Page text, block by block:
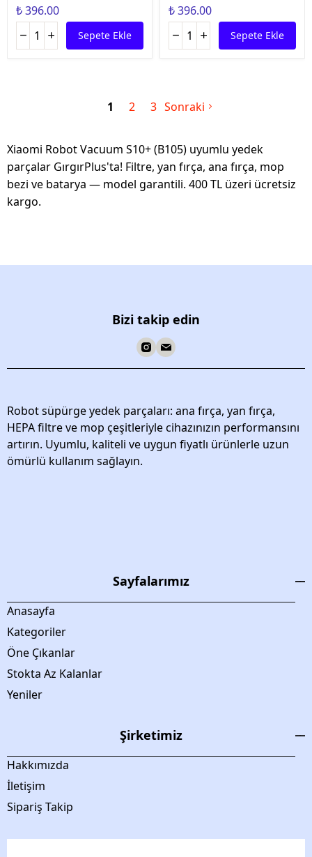
₺ 396.00
Sepete Ekle
₺ 396.00
Sepete Ekle
1 2 3 Sonraki
Xiaomi Robot Vacuum S10+ (B105) uyumlu yedek
parçalar GırgırPlus'ta! Filtre, yan fırça, ana fırça, mop
bezi ve batarya — model garantili. 400 TL üzeri ücretsiz
kargo.
Bizi takip edin
Robot süpürge yedek parçaları: ana fırça, yan fırça,
HEPA filtre ve mop çeşitleriyle cihazınızın performansını
artırın. Uyumlu, kaliteli ve uygun fiyatlı ürünlerle uzun
ömürlü kullanım sağlayın.
Sayfalarımız
Anasayfa
Kategoriler
Öne Çıkanlar
Stokta Az Kalanlar
Yeniler
Şirketimiz
Hakkımızda
İletişim
Sipariş Takip